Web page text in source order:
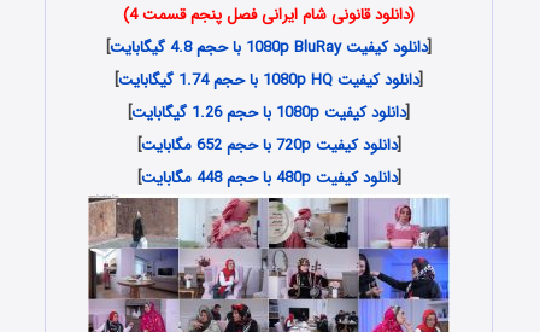
(دانلود قانونی شام ایرانی فصل پنجم قسمت 4)
[دانلود کیفیت 1080p BluRay با حجم 4.8 گیگابایت
]
[دانلود کیفیت 1080p HQ با حجم 1.74 گیگابایت
]
[دانلود کیفیت 1080p با حجم 1.26 گیگابایت
]
[دانلود کیفیت 720p با حجم 652 مگابایت
]
[دانلود کیفیت 480p با حجم 448 مگابایت ]